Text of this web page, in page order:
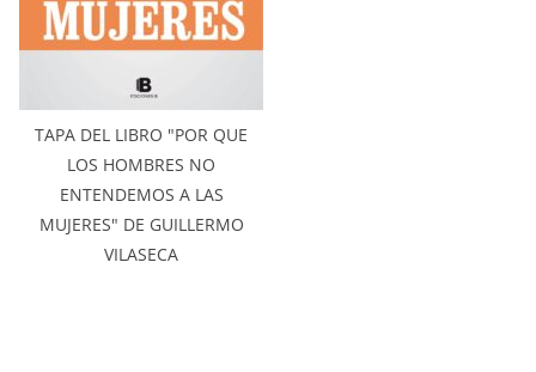
TAPA DEL LIBRO "POR QUE
LOS HOMBRES NO
ENTENDEMOS A LAS
MUJERES" DE GUILLERMO
VILASECA